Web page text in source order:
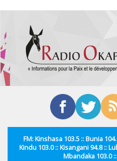
contenu
principal
FM: Kinshasa 103.5 :: Bunia
Kindu 103.0 :: Kisangani 94.8 ::
Mbandaka 103.0